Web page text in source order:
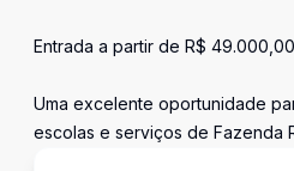
Entrada a partir de R$
Uma excelente oportunidade
escolas e serviços de Fazenda